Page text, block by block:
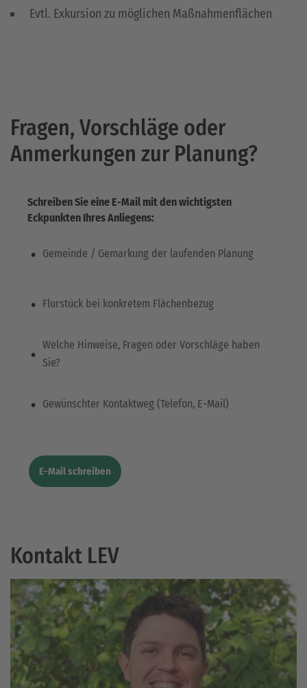
Evtl. Exkursion zu möglichen Maßnahmenflächen
Fragen, Vorschläge oder
Anmerkungen zur Planung?
Schreiben Sie eine E-Mail mit den wichtigsten
Eckpunkten Ihres Anliegens:
. Gemeinde / Gemarkung der laufenden Planung
. Flurstück bei konkretem Flächenbezug
. Welche Hinweise, Fragen oder Vorschläge haben
Sie?
. Gewünschter Kontaktweg (Telefon, E-Mail)
E-Mail schreiben
Kontakt LEV